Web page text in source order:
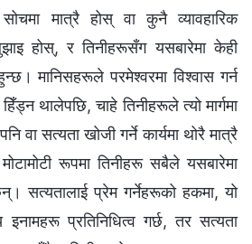
मात्रै होस् वा कुनै व्यावहारिक
होस्, र तिनीहरूसँग यसबारेमा केही
हुन्छ। मानिसहरूले परमेश्‍वरमा विश्‍वास गर्न
हिँड्न थालेपछि, चाहे तिनीहरूले त्यो मार्गमा
वा सत्यता खोजी गर्ने कार्यमा थोरै मात्रै
रूपमा तिनीहरू सबैले यसबारेमा
सत्यतालाई प्रेम गर्नेहरूको हकमा, यो
प्रतिनिधित्व गर्छ, तर सत्यता